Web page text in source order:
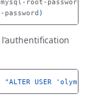
root-password
)
"ALTER USER